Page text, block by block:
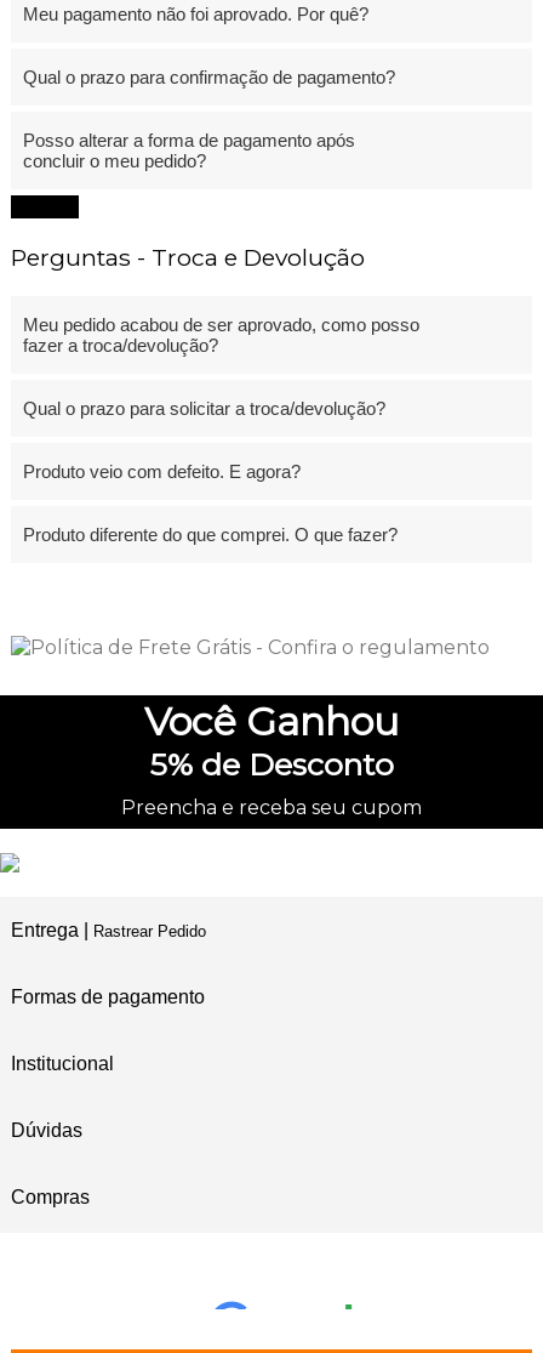
Meu pagamento não foi aprovado. Por quê?
Qual o prazo para confirmação de pagamento?
Posso alterar a forma de pagamento após
concluir o meu pedido?
Perguntas - Troca e Devolução
Meu pedido acabou de ser aprovado, como posso
fazer a troca/devolução?
Qual o prazo para solicitar a troca/devolução?
Produto veio com defeito. E agora?
Produto diferente do que comprei. O que fazer?
Você Ganhou
5%de Desconto
Preencha e receba seu cupom
Entrega | Rastrear Pedido
Formas de pagamento
Institucional
Dúvidas
Compras